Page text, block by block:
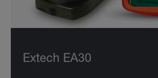
Extech EA30